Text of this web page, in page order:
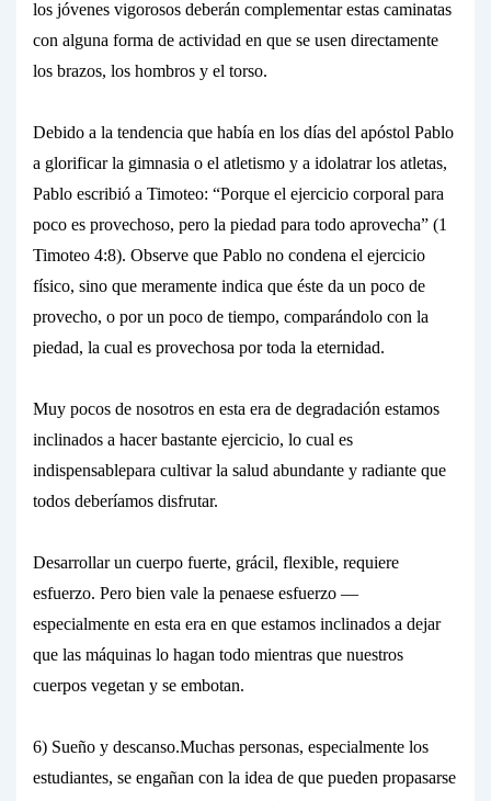
los jóvenes vigorosos deberán complementar estas caminatas
con alguna forma de actividad en que se usen directamente
los brazos, los hombros y el torso.
Debido a la tendencia que había en los días del apóstol Pablo
a glorificar la gimnasia o el atletismo y a idolatrar los atletas,
Pablo escribió a Timoteo: “Porque el ejercicio corporal para
poco es provechoso, pero la piedad para todo aprovecha” (1
Timoteo 4:8). Observe que Pablo no condena el ejercicio
físico, sino que meramente indica que éste da un poco de
provecho, o por un poco de tiempo, comparándolo con la
piedad, la cual es provechosa por toda la eternidad.
Muy pocos de nosotros en esta era de degradación estamos
inclinados a hacer bastante ejercicio, lo cual es
indispensablepara cultivar la salud abundante y radiante que
todos deberíamos disfrutar.
Desarrollar un cuerpo fuerte, grácil, flexible, requiere
esfuerzo. Pero bien vale la penaese esfuerzo —
especialmente en esta era en que estamos inclinados a dejar
que las máquinas lo hagan todo mientras que nuestros
cuerpos vegetan y se embotan.
6) Sueño y descanso.Muchas personas, especialmente los
estudiantes, se engañan con la idea de que pueden propasarse